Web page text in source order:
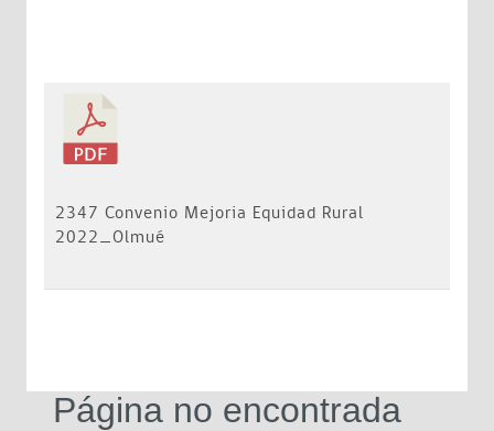
2347 Convenio Mejoria Equidad Rural
2022_Olmué
Página no encontrada